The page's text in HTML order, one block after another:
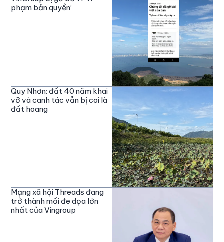
phạm bản quyền’
Quy Nhơn: đất 40 năm khai
vỡ và canh tác vẫn bị coi là
đất hoang
Mạng xã hội Threads đang
trở thành mối đe dọa lớn
nhất của Vingroup